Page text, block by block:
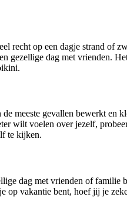
op een dagje strand of
dag met vrienden.
meeste gevallen bewerkt en
wilt voelen over jezelf,
te kijken.
dag met vrienden of familie
vakantie bent, hoef jij je